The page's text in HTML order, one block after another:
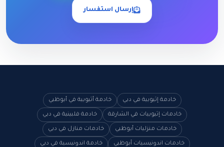
إرسال استفسار
خادمة إثيوبية في دبي خادمة أثيوبية في أبوظبي
خادمات إثيوبيات في الشارقة خادمة فلبينية في دبي
خادمات منزليات أبوظبي خادمات منازل في دبي
خادمات اندونيسيات أبوظبي خادمة اندونيسية في دبي